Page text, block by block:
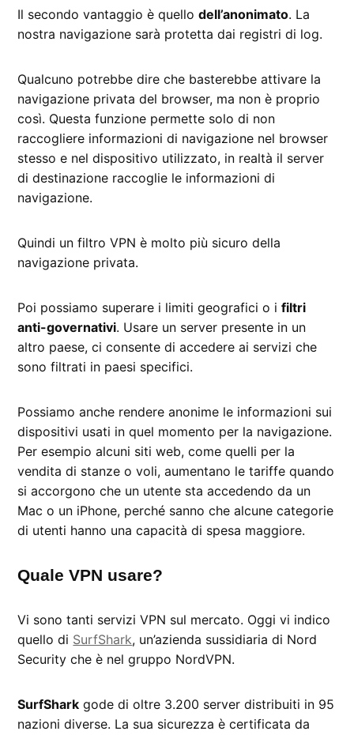
Il secondo vantaggio è quellodell’anonimato. La
nostra navigazione sarà protetta dai registri di log.
Qualcuno potrebbe dire che basterebbe attivare la
navigazione privata del browser, ma non è proprio
così. Questa funzione permette solo di non
raccogliere informazioni di navigazione nel browser
stesso e nel dispositivo utilizzato, in realtà il server
di destinazione raccoglie le informazioni di
navigazione.
Quindi un filtro VPN è molto più sicuro della
navigazione privata.
Poi possiamo superare i limiti geografici o ifiltri
anti-governativi. Usare un server presente in un
altro paese, ci consente di accedere ai servizi che
sono filtrati in paesi specifici.
Possiamo anche rendere anonime le informazioni sui
dispositivi usati in quel momento per la navigazione.
Per esempio alcuni siti web, come quelli per la
vendita di stanze o voli, aumentano le tariffe quando
si accorgono che un utente sta accedendo da un
Mac o un iPhone, perché sanno che alcune categorie
di utenti hanno una capacità di spesa maggiore.
Quale VPN usare?
Vi sono tanti servizi VPN sul mercato. Oggi vi indico
quello di SurfShark, un’azienda sussidiaria di Nord
Security che è nel gruppo NordVPN.
SurfShark gode di oltre 3.200 server distribuiti in 95
nazioni diverse. La sua sicurezza è certificata da